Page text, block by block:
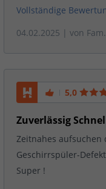
Vollständige
04.02.2025 | von
5,0
Zuverlässig
Zeitnahes aufsuchen
Geschirrspüler-
Super !